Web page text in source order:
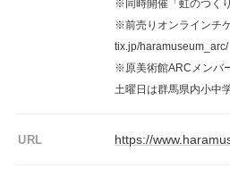
※同時開催「虹のつく
※前売りオンラインチ
tix.jp/haramuseum_arc/
※原美術館ARCメンバ
土曜日は群馬県内小中
URL https://